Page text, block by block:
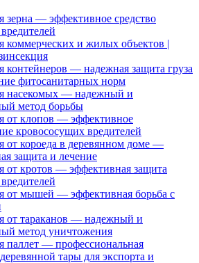
зерна — эффективное средство
коммерческих и жилых объектов |
контейнеров — надежная защита груза
фитосанитарных норм
насекомых — надежный и
метод борьбы
от клопов — эффективное
кровососущих вредителей
от короеда в деревянном доме —
защита и лечение
от кротов — эффективная защита
от мышей — эффективная борьба с
от тараканов — надежный и
метод уничтожения
паллет — профессиональная
тары для экспорта и